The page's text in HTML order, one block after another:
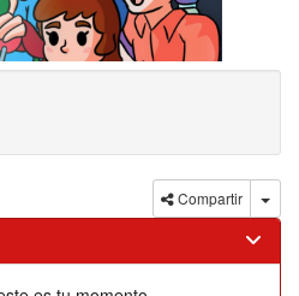
zonajovengarrapinillos
Compartir